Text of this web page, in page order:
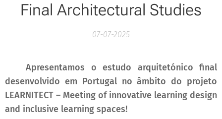
Final Architectural Studies
07-07-2025
Apresentamos o estudo arquitetónico final
desenvolvido em Portugal no âmbito do projeto
LEARNITECT – Meeting of innovative learning design
and inclusive learning spaces!